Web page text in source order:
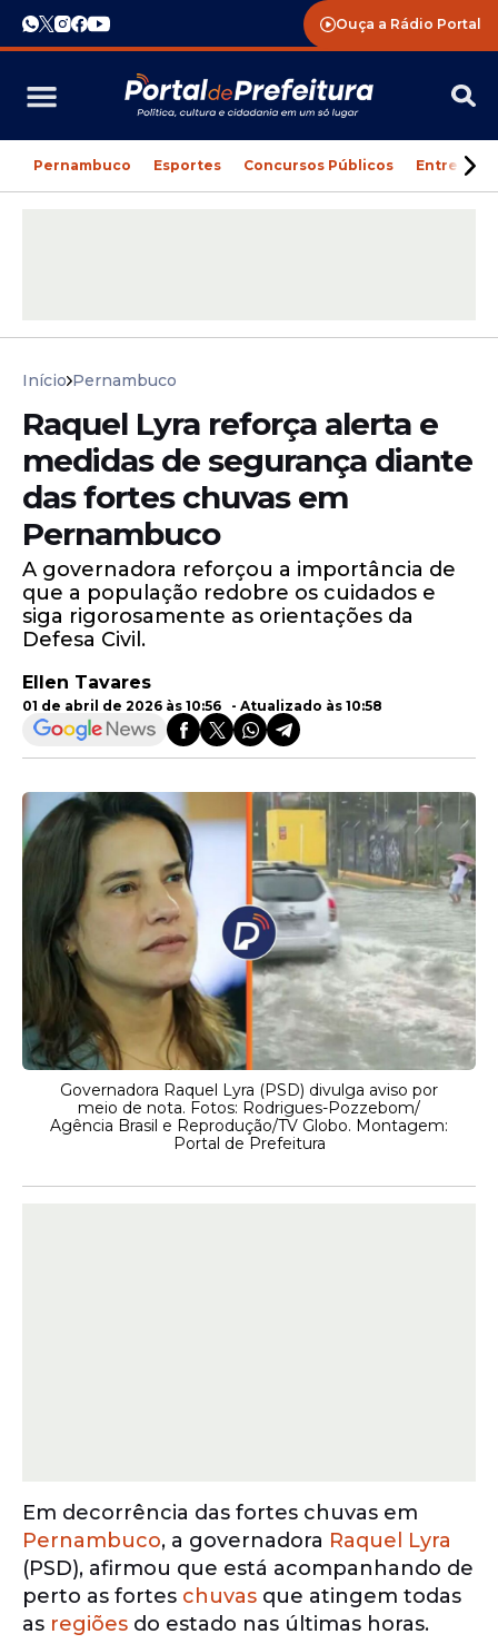
Ouça a Rádio Portal
Pernambuco Esportes Concursos Públicos
Início Pernambuco
Raquel Lyra reforça alerta e
medidas de segurança diante
das fortes chuvas em
Pernambuco
A governadora reforçou a importância de
que a população redobre os cuidados e
siga rigorosamente as orientações da
Defesa Civil.
Ellen Tavares
01 de abril de 2026 às 10:56 - Atualizado às 10:58
Governadora Raquel Lyra (PSD) divulga aviso por
meio de nota. Fotos: Rodrigues-Pozzebom/
Agência Brasil e Reprodução/TV Globo. Montagem:
Portal de Prefeitura
Em decorrência das fortes chuvas em
Pernambuco, a governadora Raquel Lyra
(PSD), afirmou que está acompanhando de
perto as fortes chuvas que atingem todas
as regiões do estado nas últimas horas.